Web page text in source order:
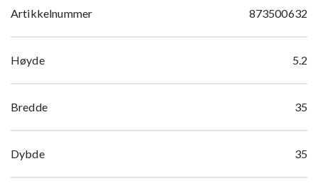
Artikkelnummer 873500632
Høyde 5.2
Bredde 35
Dybde 35